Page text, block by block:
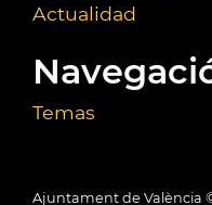
Actualidad
Temas
Ajuntament de València